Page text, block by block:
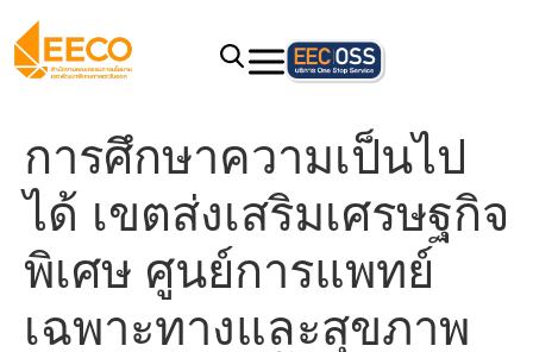
การศึกษาความเป็นไป
ได้ เขตส่งเสริมเศรษฐกิจ
พิเศษ ศูนย์การแพทย์
เฉพาะทางและสุขภาพ